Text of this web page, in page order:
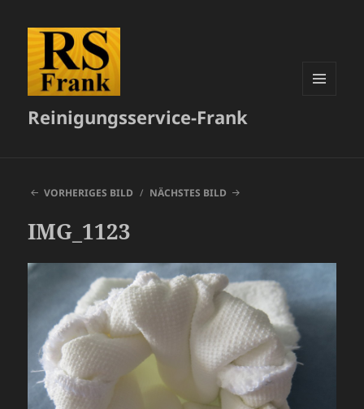
Reinigungsservice-Frank
VORHERIGES BILD NÄCHSTES BILD
IMG_1123